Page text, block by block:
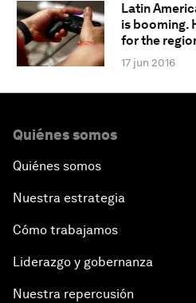
Latin
is booming.
for the
17 jun 2016
Quiénes somos
Quiénes somos
Nuestra estrategia
Cómo trabajamos
Liderazgo y gobernanza
Nuestra repercusión